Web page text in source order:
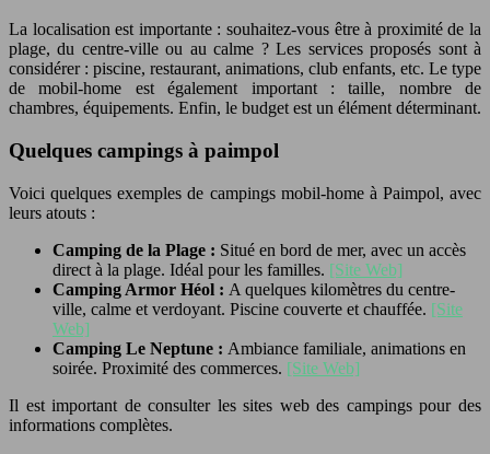
La localisation est importante : souhaitez-vous être à proximité de la
plage, du centre-ville ou au calme ? Les services proposés sont à
considérer : piscine, restaurant, animations, club enfants, etc. Le type
de mobil-home est également important : taille, nombre de
chambres, équipements. Enfin, le budget est un élément déterminant.
Quelques campings à paimpol
Voici quelques exemples de campings mobil-home à Paimpol, avec
leurs atouts :
Camping de la Plage : Situé en bord de mer, avec un accès
direct à la plage. Idéal pour les familles. [Site Web]
Camping Armor Héol : A quelques kilomètres du centre-
ville, calme et verdoyant. Piscine couverte et chauffée. [Site
Web]
Camping Le Neptune : Ambiance familiale, animations en
soirée. Proximité des commerces. [Site Web]
Il est important de consulter les sites web des campings pour des
informations complètes.